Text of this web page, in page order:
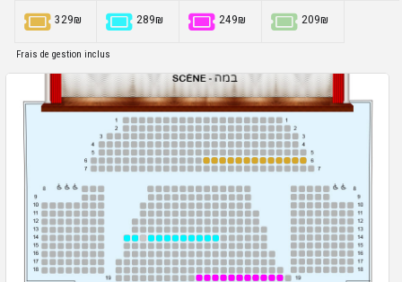
329₪ 289₪ 249₪ 209₪
Frais de gestion inclus